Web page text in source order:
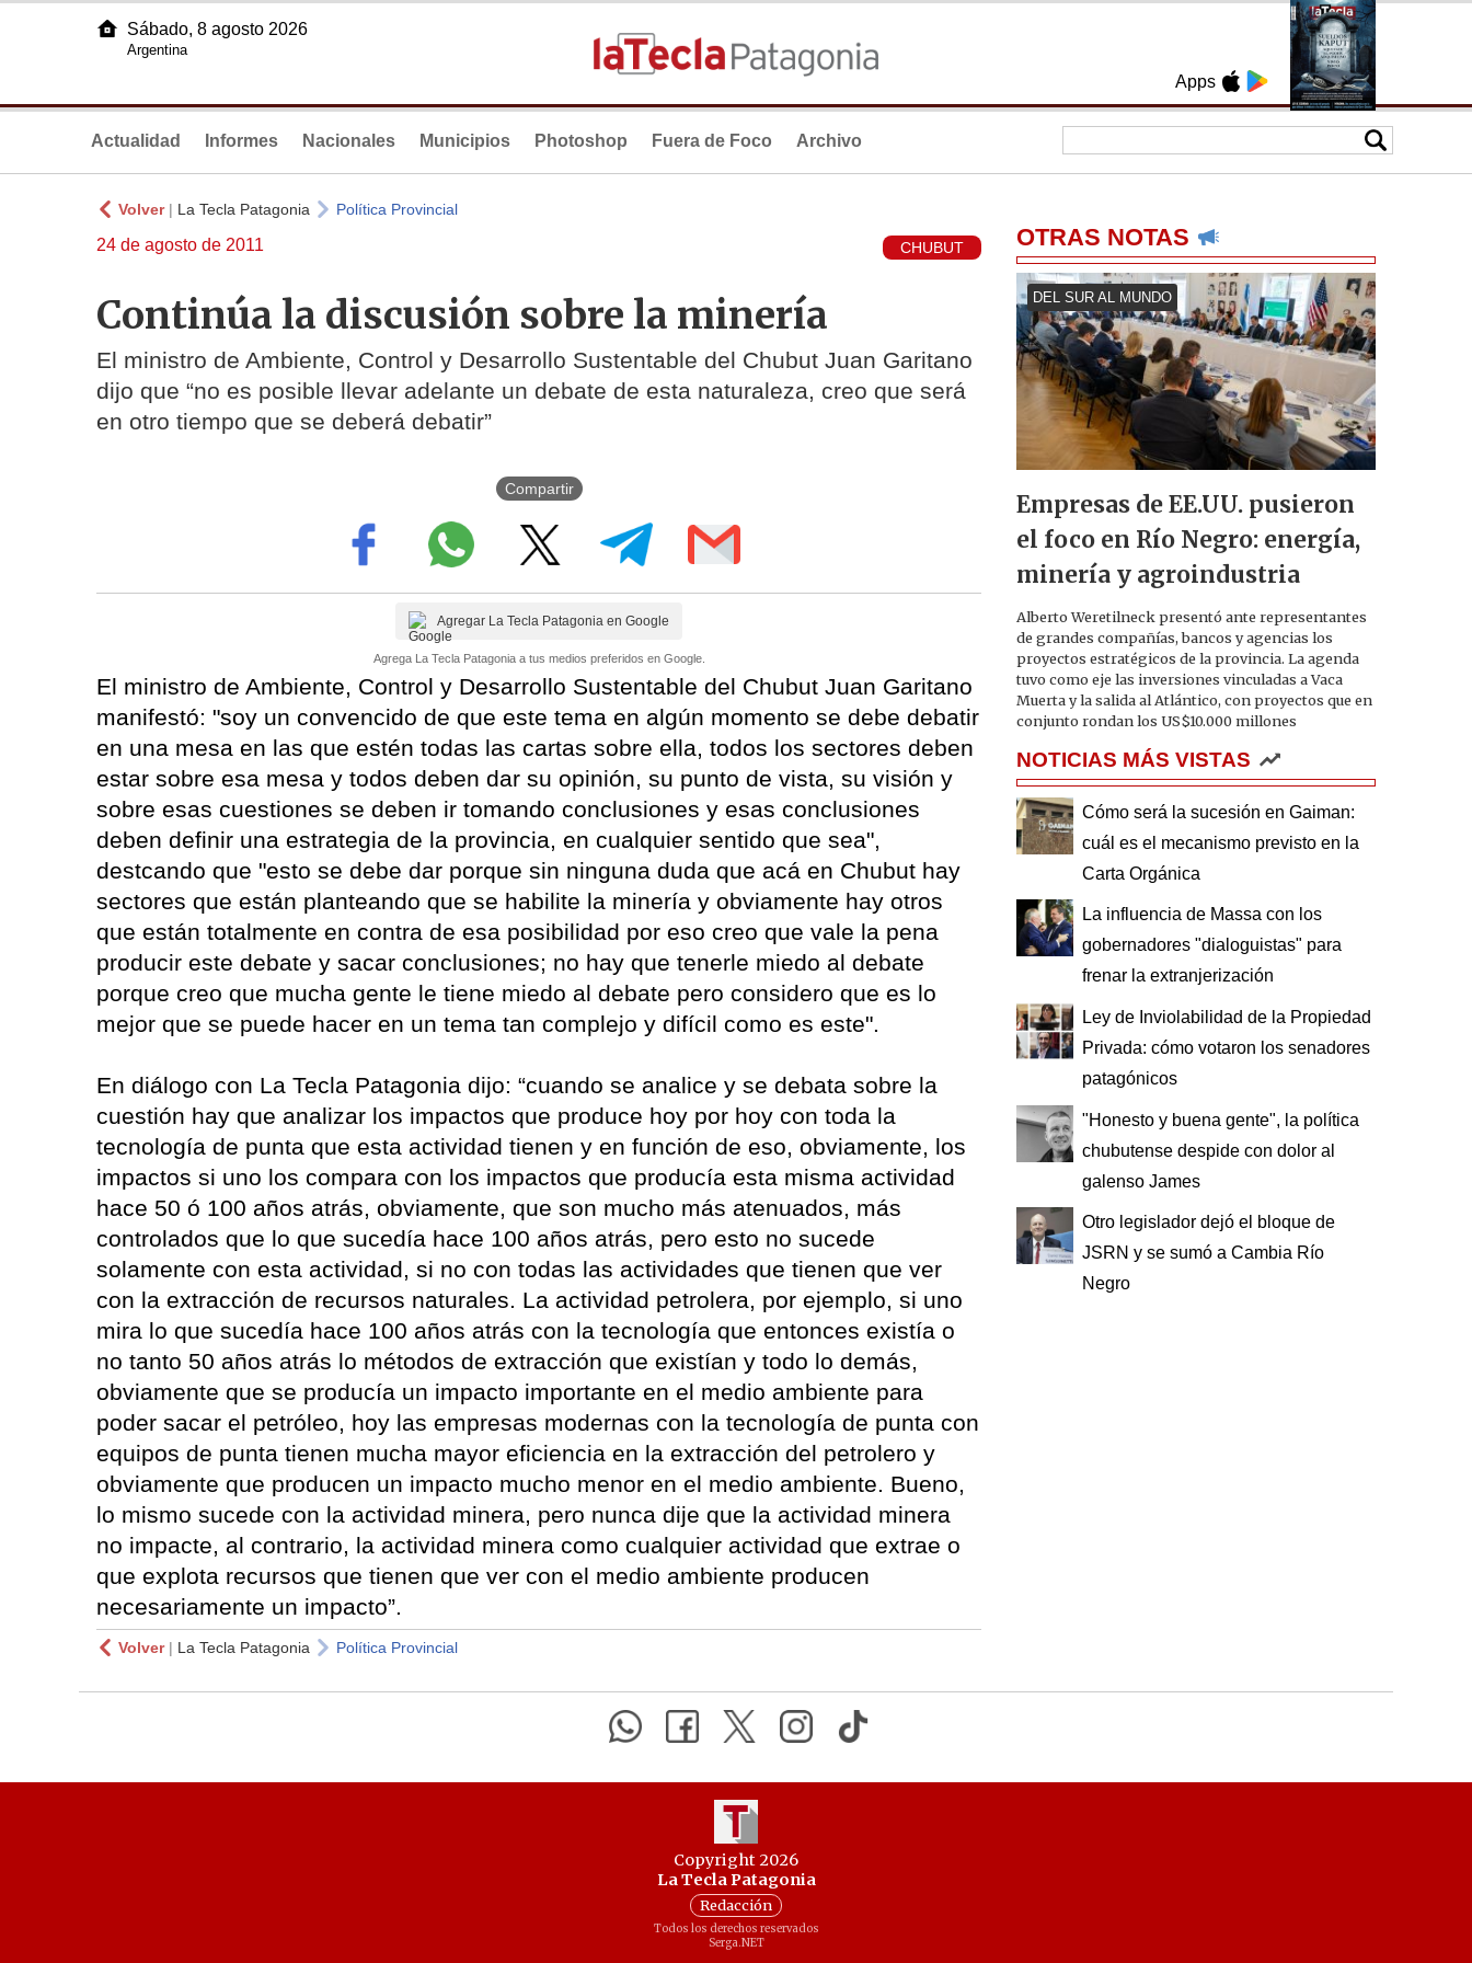
Apps
Sábado, 8 agosto 2026
Argentina
Actualidad Informes Nacionales Municipios Photoshop Fuera de Foco Archivo
Volver| La Tecla Patagonia Política Provincial
24 de agosto de 2011 CHUBUT
Continúa la discusión sobre la minería
El ministro de Ambiente, Control y Desarrollo Sustentable del Chubut Juan Garitano
dijo que “no es posible llevar adelante un debate de esta naturaleza, creo que será
en otro tiempo que se deberá debatir”
Compartir
Agregar La Tecla Patagonia en Google
Agrega La Tecla Patagonia a tus medios preferidos en Google.
El ministro de Ambiente, Control y Desarrollo Sustentable del Chubut Juan Garitano
manifestó: "soy un convencido de que este tema en algún momento se debe debatir
en una mesa en las que estén todas las cartas sobre ella, todos los sectores deben
estar sobre esa mesa y todos deben dar su opinión, su punto de vista, su visión y
sobre esas cuestiones se deben ir tomando conclusiones y esas conclusiones
deben definir una estrategia de la provincia, en cualquier sentido que sea",
destcando que "esto se debe dar porque sin ninguna duda que acá en Chubut hay
sectores que están planteando que se habilite la minería y obviamente hay otros
que están totalmente en contra de esa posibilidad por eso creo que vale la pena
producir este debate y sacar conclusiones; no hay que tenerle miedo al debate
porque creo que mucha gente le tiene miedo al debate pero considero que es lo
mejor que se puede hacer en un tema tan complejo y difícil como es este".
En diálogo con La Tecla Patagonia dijo: “cuando se analice y se debata sobre la
cuestión hay que analizar los impactos que produce hoy por hoy con toda la
tecnología de punta que esta actividad tienen y en función de eso, obviamente, los
impactos si uno los compara con los impactos que producía esta misma actividad
hace 50 ó 100 años atrás, obviamente, que son mucho más atenuados, más
controlados que lo que sucedía hace 100 años atrás, pero esto no sucede
solamente con esta actividad, si no con todas las actividades que tienen que ver
con la extracción de recursos naturales. La actividad petrolera, por ejemplo, si uno
mira lo que sucedía hace 100 años atrás con la tecnología que entonces existía o
no tanto 50 años atrás lo métodos de extracción que existían y todo lo demás,
obviamente que se producía un impacto importante en el medio ambiente para
poder sacar el petróleo, hoy las empresas modernas con la tecnología de punta con
equipos de punta tienen mucha mayor eficiencia en la extracción del petrolero y
obviamente que producen un impacto mucho menor en el medio ambiente. Bueno,
lo mismo sucede con la actividad minera, pero nunca dije que la actividad minera
no impacte, al contrario, la actividad minera como cualquier actividad que extrae o
que explota recursos que tienen que ver con el medio ambiente producen
necesariamente un impacto”.
Volver| La Tecla Patagonia Política Provincial
OTRAS NOTAS
DEL SUR AL MUNDO
Empresas de EE.UU. pusieron
el foco en Río Negro: energía,
minería y agroindustria
Alberto Weretilneck presentó ante representantes
de grandes compañías, bancos y agencias los
proyectos estratégicos de la provincia. La agenda
tuvo como eje las inversiones vinculadas a Vaca
Muerta y la salida al Atlántico, con proyectos que en
conjunto rondan los US$10.000 millones
NOTICIAS MÁS VISTAS
Cómo será la sucesión en Gaiman:
cuál es el mecanismo previsto en la
Carta Orgánica
La influencia de Massa con los
gobernadores "dialoguistas" para
frenar la extranjerización
Ley de Inviolabilidad de la Propiedad
Privada: cómo votaron los senadores
patagónicos
"Honesto y buena gente", la política
chubutense despide con dolor al
galenso James
Otro legislador dejó el bloque de
JSRN y se sumó a Cambia Río
Negro
Copyright 2026
La Tecla Patagonia
Redacción
Todos los derechos reservados
Serga.NET